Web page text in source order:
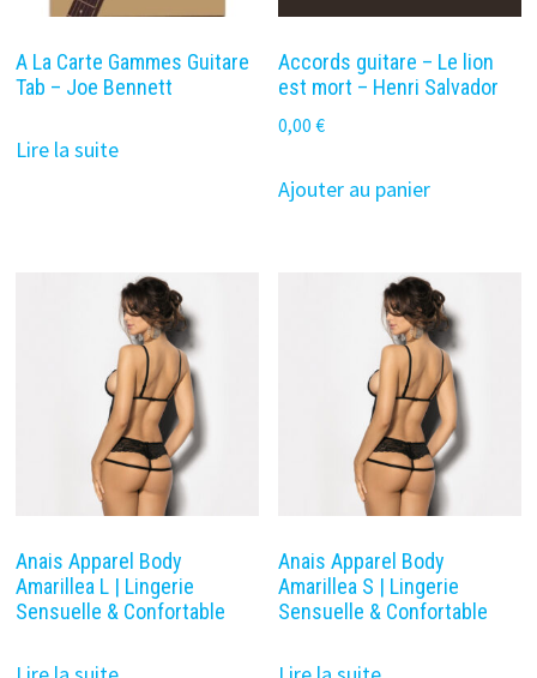
A La Carte Gammes Guitare
Tab – Joe Bennett
Lire la suite
Accords guitare – Le lion
est mort – Henri Salvador
0,00€
Ajouter au panier
Anais Apparel Body
Amarillea L | Lingerie
Sensuelle & Confortable
Anais Apparel Body
Amarillea S | Lingerie
Sensuelle & Confortable